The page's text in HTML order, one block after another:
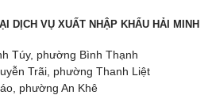
DỊCH VỤ XUẤT NHẬP KHẨU HẢI MINH
Túy, phường Bình Thạnh
Trãi, phường Thanh Liệt
phường An Khê